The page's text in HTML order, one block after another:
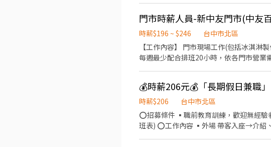
門市時薪人員-新中友門市(中友
時薪$196 ~ $246
台中市北區
【工作內容】 門市現場工作(包括冰淇淋製作、現場服務及門市清潔工
每週最少配合排班20小時，依各門市營業需求進行
保險、退休金提撥6% 2.休假制度：特休
員體檢) 4.其他：上班免費享用冰淇淋、員
💰時薪206元💰「長期假日兼職
時薪$206
台中市北區
⭕招募條件 ▪職前教育訓練，歡迎無經
班表) ⭕工作內容 ▪外場 帶客入座→介